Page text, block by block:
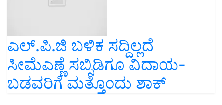
ಎಲ್.ಪಿ.ಜಿ ಬಳಿಕ ಸದ್ದಿಲ್ಲದೆ
ಸೀಮೆಎಣ್ಣೆ ಸಬ್ಸಿಡಿಗೂ ವಿದಾಯ-
ಬಡವರಿಗೆ ಮತ್ತೊಂದು ಶಾಕ್